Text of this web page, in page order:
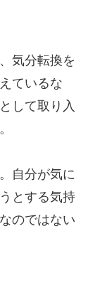
気分転換を
ているな
して取り入
自分が気に
とする気持
のではない